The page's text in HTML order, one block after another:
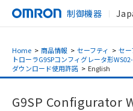
制御機器
Home > 商品情報 > セーフティ > セ
トローラG9SPコンフィグレータ形
ダウンロード使用許諾 > English
G9SP Configurator